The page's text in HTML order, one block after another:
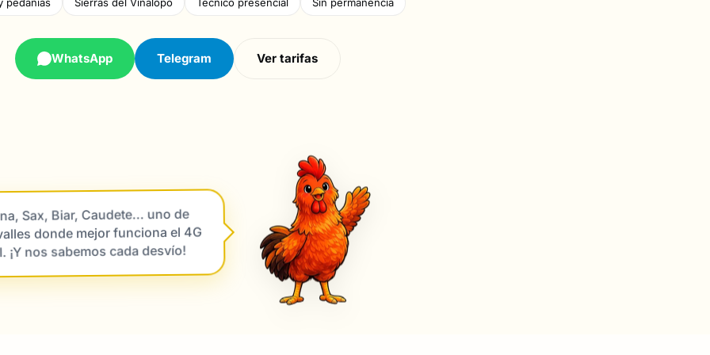
WhatsApp Telegram Ver tarifas
Sax, Biar, Caudete... uno de
donde mejor funciona el 4G
¡Y nos sabemos cada desvío!